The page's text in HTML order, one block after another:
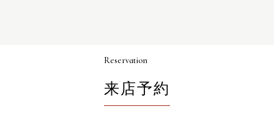
Reservation
来店予約